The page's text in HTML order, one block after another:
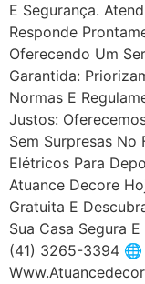
E Segurança.
Responde
Oferecendo Um
Garantida:
Normas E
Justos:
Sem Surpresas No
Elétricos Para
Atuance Decore
Gratuita E
Sua Casa Segura
(41) 3265-3394 🌐